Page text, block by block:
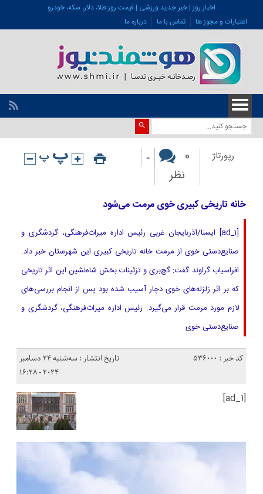
اخبار روز | خبر جدید ورزشی | قیمت روز طلا، دلار، سکه، خودرو
اعتبارات و مجوز ها
تماس با ما درباره ما
رپورتاژ
0
نظر
-
خانه تاریخی کبیری خوی مرمت می‌شود
[ad_1] ایسنا/آذربایجان غربی رئیس اداره میراث‌فرهنگی، گردشگری و
صنایع‌دستی خوی از مرمت خانه تاریخی کبیری این شهرستان خبر داد.
افراسیاب گراوند گفت: گچ‌بری و تزئینات بخش شاه‌نشین این اثر تاریخی
که بر اثر زلزله‌های خوی دچار آسیب شده بود پس از انجام بررسی‌های
لازم مورد مرمت قرار می‌گیرد. رئیس اداره میراث‌فرهنگی، گردشگری و
صنایع‌دستی خوی
کد خبر : 536000
تاریخ انتشار : سه‌شنبه 24 دسامبر
2024 - 16:28
[ad_1]